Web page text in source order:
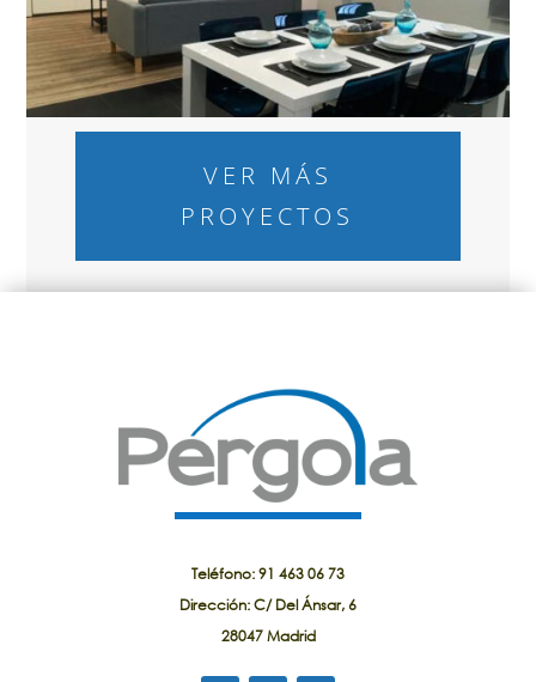
VER MÁS
PROYECTOS
Teléfono: 91 463 06 73
Dirección: C/ Del Ánsar, 6
28047 Madrid